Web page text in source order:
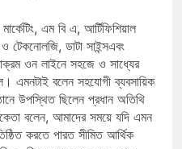
এম বি এ, আর্টিফিশিয়াল
ও টেকনোলজি, ডাটা সাইন্সএবং
ওন লাইনে সহজে ও সাধ্যের
এমনটাই বলেন সহযোগী ব্যবসায়িক
উপস্থিত ছিলেন প্রধান অতিথি
বলেন, আমাদের সময়ে যদি এমন
করতে পারত সীমিত আর্থিক